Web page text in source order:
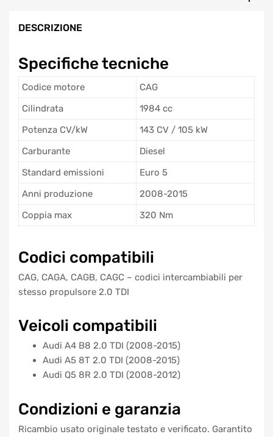
DESCRIZIONE
Specifiche tecniche
Codice motore
CAG
Cilindrata
1984 cc
Potenza CV/kW
143 CV / 105 kW
Carburante
Diesel
Standard emissioni
Euro 5
Anni produzione
2008-2015
Coppia max
320 Nm
Codici compatibili
CAG, CAGA, CAGB, CAGC – codici intercambiabili per
stesso propulsore 2.0 TDI
Veicoli compatibili
Audi A4 B8 2.0 TDI (2008-2015)
Audi A5 8T 2.0 TDI (2008-2015)
Audi Q5 8R 2.0 TDI (2008-2012)
Condizioni e garanzia
Ricambio usato originale testato e verificato. Garantito